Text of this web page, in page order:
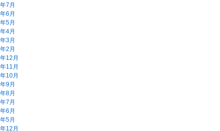
7月
6月
5月
4月
3月
2月
12月
11月
10月
9月
8月
7月
6月
5月
12月